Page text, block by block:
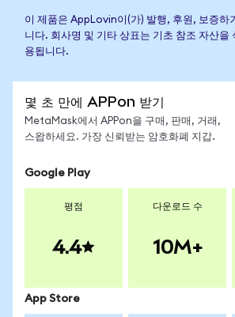
이 제품은 AppLovin이(가) 발행, 후원, 보증하
니다. 회사명 및 기타 상표는 기초 참조 자산을
용됩니다.
몇 초 만에 APPon 받기
MetaMask에서 APPon을 구매, 판매, 거래,
스왑하세요. 가장 신뢰받는 암호화폐 지갑.
Google Play
평점
4.4
다운로드 수
10M+
App Store